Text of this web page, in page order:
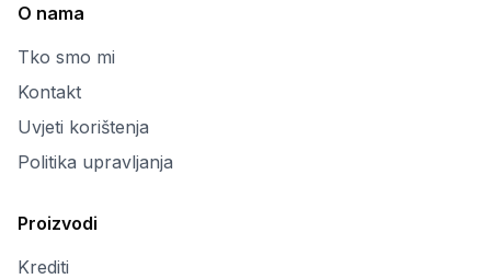
O nama
Tko smo mi
Kontakt
Uvjeti korištenja
Politika upravljanja
Proizvodi
Krediti